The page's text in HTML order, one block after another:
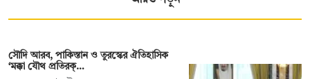
সৌদি আরব, পাকিস্তান ও তুরস্কের ঐতিহাসিক
‘মক্কা যৌথ প্রতিরক্…